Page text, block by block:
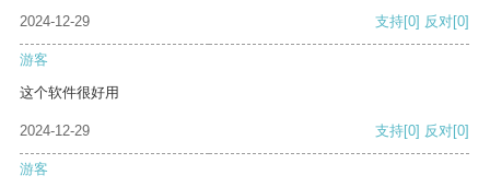
2024-12-29
支持[0] 反对[0]
游客
这个软件很好用
2024-12-29 支持[0] 反对[0]
游客